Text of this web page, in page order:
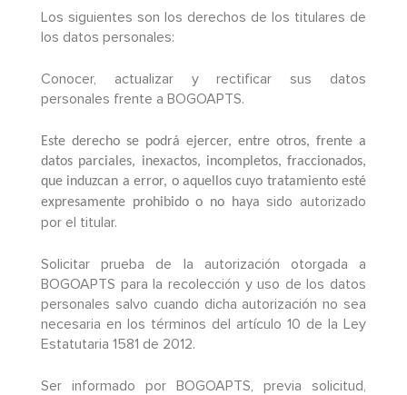
Los siguientes son los derechos de los titulares de
los datos personales:
Conocer, actualizar y rectificar sus datos
personales frente a BOGOAPTS.
Este derecho se podrá ejercer, entre otros, frente a
datos parciales, inexactos, incompletos, fraccionados,
que induzcan a error, o aquellos cuyo tratamiento esté
expresamente prohibido o no hayasido autorizado
por el titular.
Solicitar prueba de la autorización otorgada a
BOGOAPTS para la recolección y uso de los datos
personales salvo cuando dicha autorización no sea
necesaria en los términos del artículo 10 de la Ley
Estatutaria 1581 de 2012.
Ser informado por BOGOAPTS, previa solicitud,